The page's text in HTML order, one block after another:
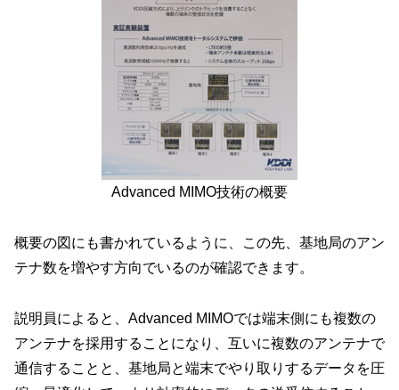
Advanced MIMO技術の概要
概要の図にも書かれているように、この先、基地局のアン
テナ数を増やす方向でいるのが確認できます。
説明員によると、Advanced MIMOでは端末側にも複数の
アンテナを採用することになり、互いに複数のアンテナで
通信することと、基地局と端末でやり取りするデータを圧